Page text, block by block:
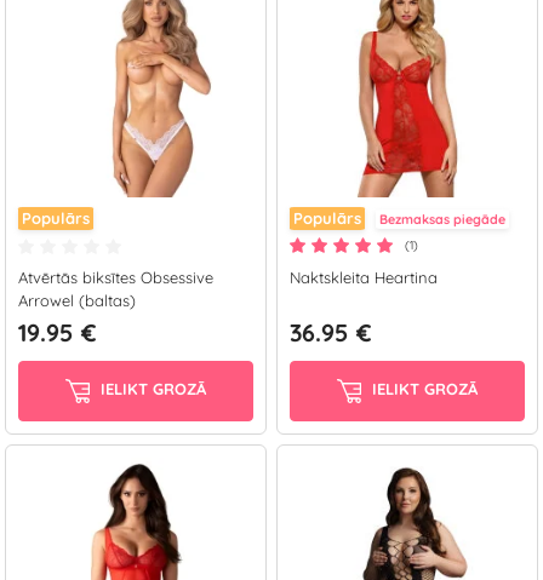
Populārs
Atvērtās biksītes Obsessive
Arrowel (baltas)
19.95 €
IELIKT GROZĀ
Populārs Bezmaksas piegāde
(1)
Naktskleita Heartina
36.95 €
IELIKT GROZĀ